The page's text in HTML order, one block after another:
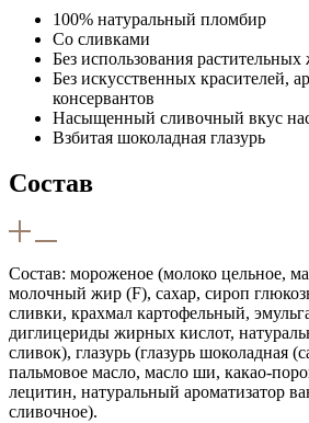
100% натуральный пломбир
Со сливками
Без использования растительных
Без искусственных красителей,
консервантов
Насыщенный сливочный вкус
Взбитая шоколадная глазурь
Состав
Состав: мороженое (молоко цельное,
молочный жир (F), сахар, сироп
сливки, крахмал картофельный,
диглицериды жирных кислот,
сливок), глазурь (глазурь шоколадная
пальмовое масло, масло ши, какао-
лецитин, натуральный ароматизатор
сливочное).